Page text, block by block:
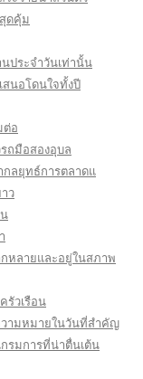
ดคุ้ม
ประจำวันเท่านั้น
นอโดนใจทั้งปี
ต่อ
ถมือสองอุบล
ลยุทธ์การตลาดแ
ว
หลายและอยู่ในสภาพ
รัวเรือน
วามหมายในวันที่สำคัญ
รมการที่น่าตื่นเต้น